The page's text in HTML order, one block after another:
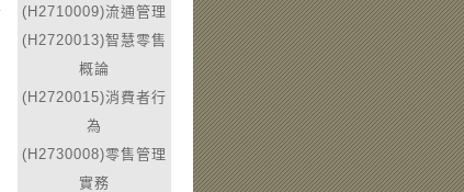
(H2710009)流通管理
(H2720013)智慧零售
概論
(H2720015)消費者行
為
(H2730008)零售管理
實務